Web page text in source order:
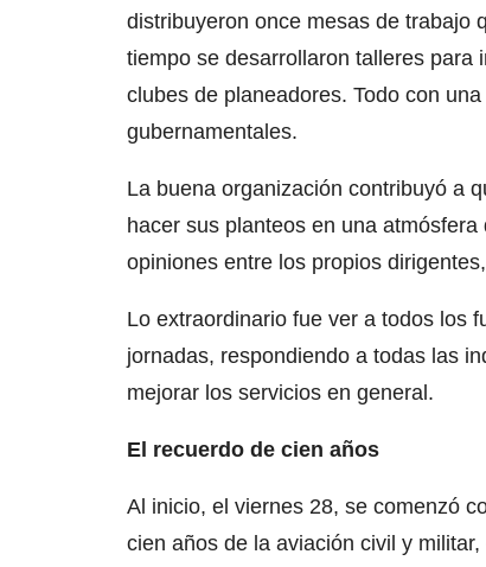
distribuyeron once mesas de trabajo
tiempo se desarrollaron talleres para
clubes de planeadores. Todo con
gubernamentales.
La buena organización contribuyó a
hacer sus planteos en una
opiniones entre los propios
Lo extraordinario fue ver a todos los
jornadas, respondiendo a todas las
mejorar los servicios en general.
El recuerdo de cien años
Al inicio, el viernes 28, se comenzó
cien años de la aviación civil y